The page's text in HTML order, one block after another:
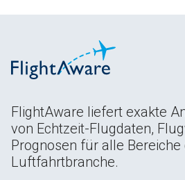
FlightAware liefert exakte
von Echtzeit-Flugdaten,
Prognosen für alle Bereiche
Luftfahrtbranche.